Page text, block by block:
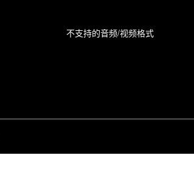
不支持的音频/视频格式